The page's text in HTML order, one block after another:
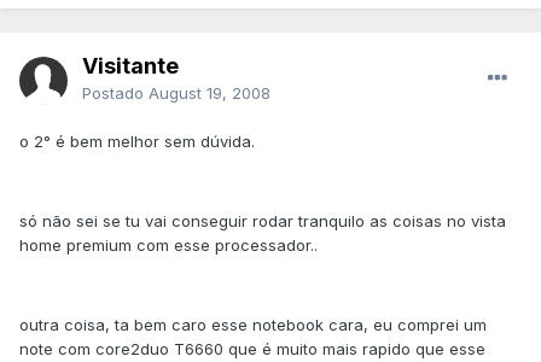
Visitante
Postado August 19, 2008
o 2° é bem melhor sem dúvida.
só não sei se tu vai conseguir rodar tranquilo as coisas no vista
home premium com esse processador..
outra coisa, ta bem caro esse notebook cara, eu comprei um
note com core2duo T6660 que é muito mais rapido que esse